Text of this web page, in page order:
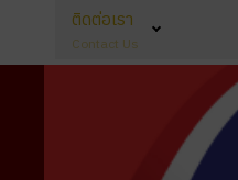
ติดต่อเรา
Contact Us